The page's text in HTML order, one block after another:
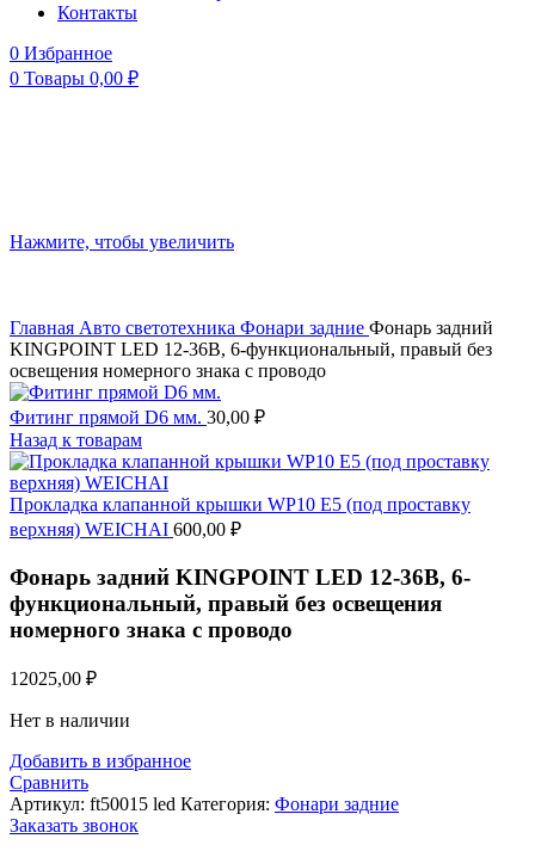
Контакты
0 Избранное
0 Товары 0,00 ₽
Нажмите, чтобы увеличить
Главная Авто светотехника Фонари задние Фонарь задний
KINGPOINT LED 12-36В, 6-функциональный, правый без
освещения номерного знака с проводо
Фитинг прямой D6 мм. 30,00 ₽
Назад к товарам
Прокладка клапанной крышки WP10 E5 (под проставку
верхняя) WEICHAI 600,00 ₽
Фонарь задний KINGPOINT LED 12-36В, 6-
функциональный, правый без освещения
номерного знака с проводо
12025,00 ₽
Нет в наличии
Добавить в избранное
Сравнить
Артикул: ft50015 led Категория: Фонари задние
Заказать звонок